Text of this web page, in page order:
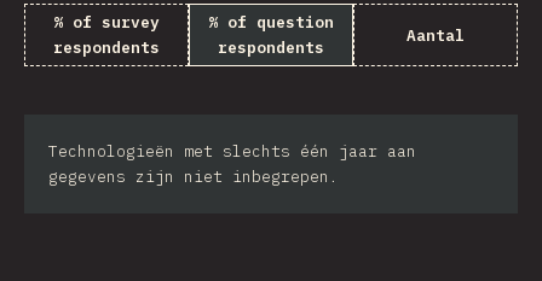
% of survey
respondents
% of question
respondents
Aantal
Technologieën met slechts één jaar aan
gegevens zijn niet inbegrepen.